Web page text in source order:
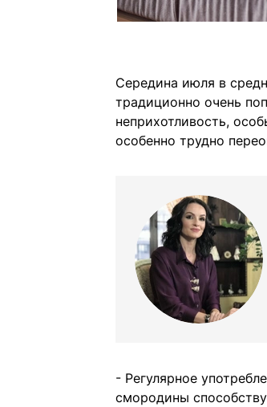
Середина июля в
традиционно очень
неприхотливость,
особенно трудно
- Регулярное
смородины